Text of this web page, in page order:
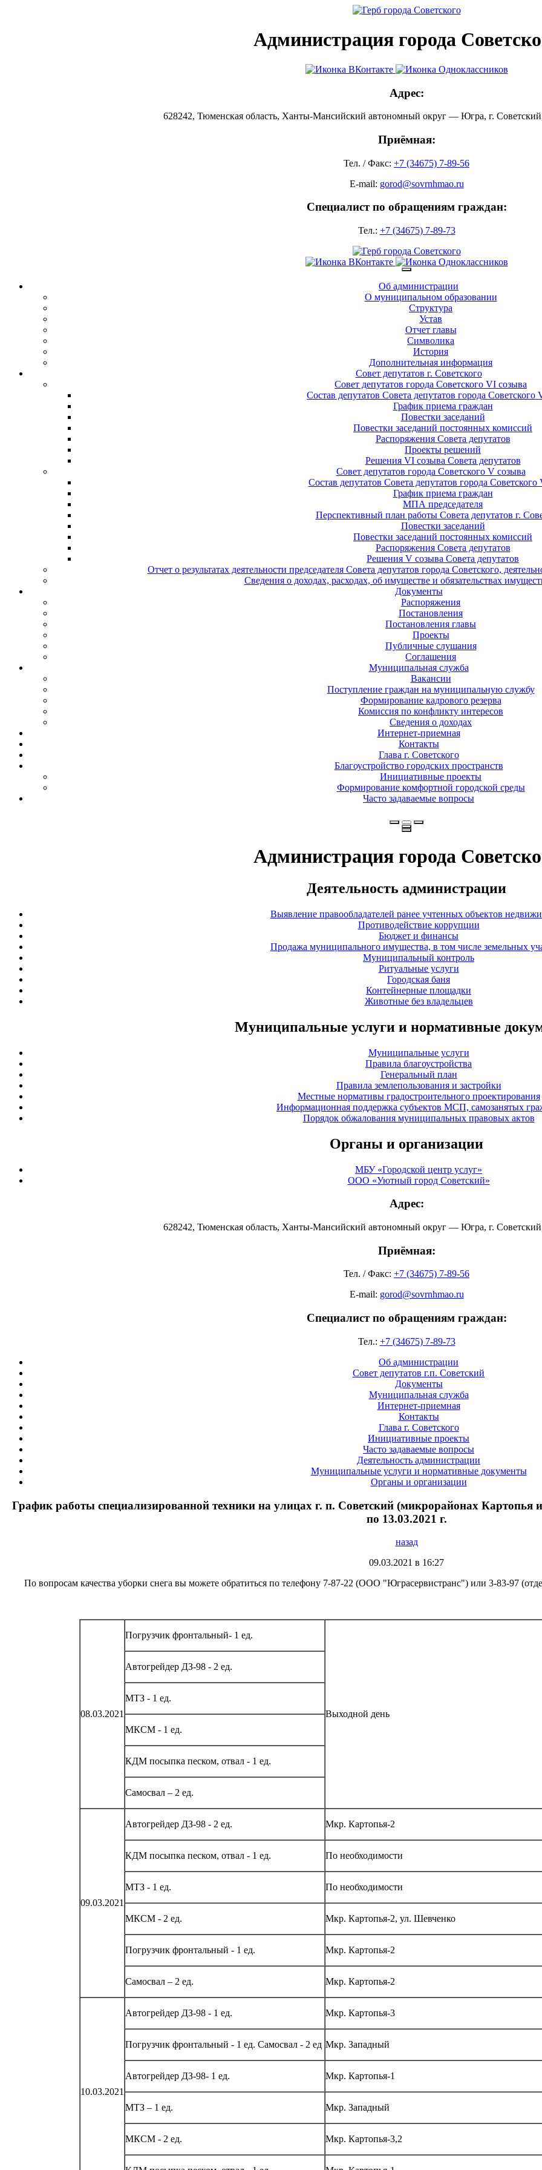
Администрация города
Адрес:
628242, Тюменская область, Ханты-Мансийский автономный округ — Югра, г.
Приёмная:
Тел. / Факс: +7 (34675) 7-89-56
E-mail: gorod@sovrnhmao.ru
Специалист по обращениям граждан:
Тел.: +7 (34675) 7-89-73
Об администрации
О муниципальном образовании
Структура
Устав
Отчет главы
Символика
История
Дополнительная информация
Совет депутатов г. Советского
Совет депутатов города Советского VI созыва
Состав депутатов Совета депутатов города Советского
График приема граждан
Повестки заседаний
Повестки заседаний постоянных комиссий
Распоряжения Совета депутатов
Проекты решений
Решения VI созыва Совета депутатов
Совет депутатов города Советского V созыва
Состав депутатов Совета депутатов города Советского
График приема граждан
МПА председателя
Перспективный план работы Совета депутатов г.
Повестки заседаний
Повестки заседаний постоянных комиссий
Распоряжения Совета депутатов
Решения V созыва Совета депутатов
Отчет о результатах деятельности председателя Совета депутатов города Советского,
Сведения о доходах, расходах, об имуществе и обязательствах
Документы
Распоряжения
Постановления
Постановления главы
Проекты
Публичные слушания
Соглашения
Муниципальная служба
Вакансии
Поступление граждан на муниципальную службу
Формирование кадрового резерва
Комиссия по конфликту интересов
Сведения о доходах
Интернет-приемная
Контакты
Глава г. Советского
Благоустройство городских пространств
Инициативные проекты
Формирование комфортной городской среды
Часто задаваемые вопросы
Администрация города
Деятельность администрации
Выявление правообладателей ранее учтенных объектов
Противодействие коррупции
Бюджет и финансы
Продажа муниципального имущества, в том числе земельных
Муниципальный контроль
Ритуальные услуги
Городская баня
Контейнерные площадки
Животные без владельцев
Муниципальные услуги и нормативные
Муниципальные услуги
Правила благоустройства
Генеральный план
Правила землепользования и застройки
Местные нормативы градостроительного проектирования
Информационная поддержка субъектов МСП, самозанятых
Порядок обжалования муниципальных правовых актов
Органы и организации
МБУ «Городской центр услуг»
ООО «Уютный город Советский»
Адрес:
628242, Тюменская область, Ханты-Мансийский автономный округ — Югра, г.
Приёмная:
Тел. / Факс: +7 (34675) 7-89-56
E-mail: gorod@sovrnhmao.ru
Специалист по обращениям граждан:
Тел.: +7 (34675) 7-89-73
Об администрации
Совет депутатов г.п. Советский
Документы
Муниципальная служба
Интернет-приемная
Контакты
Глава г. Советского
Инициативные проекты
Часто задаваемые вопросы
Деятельность администрации
Муниципальные услуги и нормативные документы
Органы и организации
График работы специализированной техники на улицах г. п. Советский (микрорайонах Картопья
по 13.03.2021 г.
назад
09.03.2021 в 16:27
По вопросам качества уборки снега вы можете обратиться по телефону 7-87-22 (ООО "Юграсервистранс") или 3-83-97
08.03.2021
Погрузчик фронтальный- 1 ед.
Выходной день
Автогрейдер ДЗ-98 - 2 ед.
МТЗ - 1 ед.
МКСМ - 1 ед.
КДМ посыпка песком, отвал - 1 ед.
Самосвал – 2 ед.
09.03.2021
Автогрейдер ДЗ-98 - 2 ед. Мкр. Картопья-2
КДМ посыпка песком, отвал - 1 ед. По необходимости
МТЗ - 1 ед. По необходимости
МКСМ - 2 ед. Мкр. Картопья-2, ул. Шевченко
Погрузчик фронтальный - 1 ед. Мкр. Картопья-2
Самосвал – 2 ед. Мкр. Картопья-2
10.03.2021
Автогрейдер ДЗ-98 - 1 ед. Мкр. Картопья-3
Погрузчик фронтальный - 1 ед. Самосвал - 2 ед Мкр. Западный
Автогрейдер ДЗ-98- 1 ед. Мкр. Картопья-1
МТЗ – 1 ед. Мкр. Западный
МКСМ - 2 ед. Мкр. Картопья-3,2